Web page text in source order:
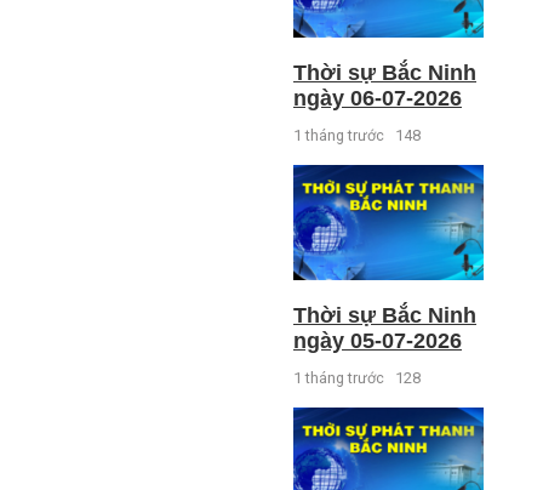
Thời sự Bắc Ninh
ngày 06-07-2026
1 tháng trước 148
Thời sự Bắc Ninh
ngày 05-07-2026
1 tháng trước 128